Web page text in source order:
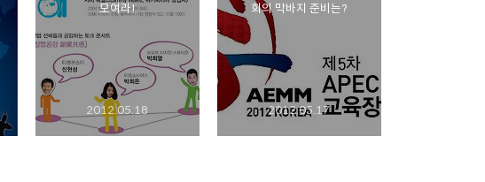
모여라!
2012.05.18
회의 막바지 준비는?
2012.05.17